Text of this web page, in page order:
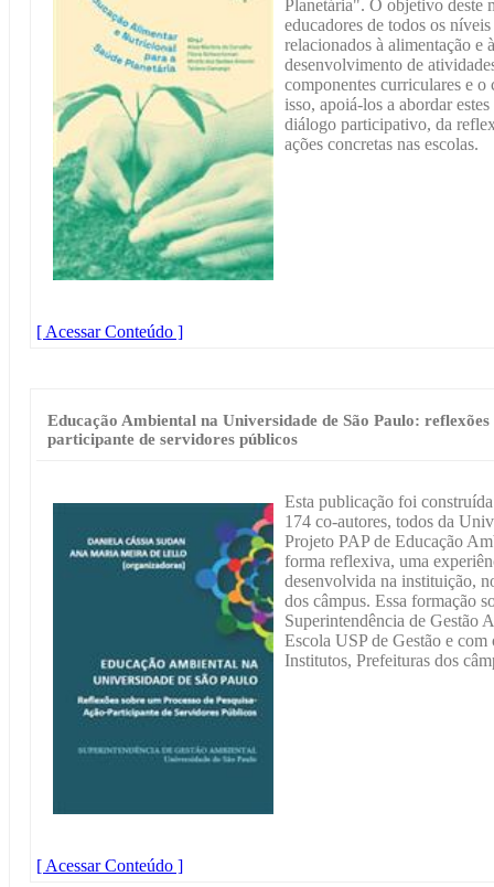
Planetária". O objetivo deste
educadores de todos os
relacionados à alimentação e
desenvolvimento de
componentes curriculares e o
isso, apoiá-los a abordar
diálogo participativo, da
ações concretas nas escolas.
[ Acessar Conteúdo ]
Educação Ambiental na Universidade de São Paulo:
participante de servidores públicos
Esta publicação foi
174 co-autores, todos da
Projeto PAP de Educação
forma reflexiva, uma
desenvolvida na instituição,
dos câmpus. Essa formação
Superintendência de Gestão
Escola USP de Gestão e
Institutos, Prefeituras dos
[ Acessar Conteúdo ]